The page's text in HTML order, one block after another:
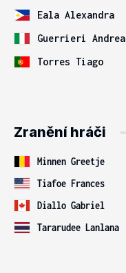
Eala Alexandra
Guerrieri Andrea
Torres Tiago
Zranění hráči
Minnen Greetje
Tiafoe Frances
Diallo Gabriel
Tararudee Lanlana